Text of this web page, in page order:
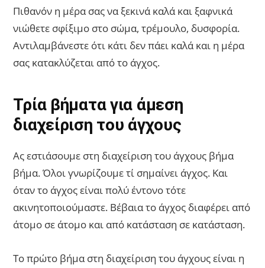
Πιθανόν η μέρα σας να ξεκινά καλά και ξαφνικά
νιώθετε σφίξιμο στο σώμα, τρέμουλο, δυσφορία.
Αντιλαμβάνεστε ότι κάτι δεν πάει καλά και η μέρα
σας κατακλύζεται από το άγχος.
Τρία βήματα για άμεση
διαχείριση του άγχους
Ας εστιάσουμε στη διαχείριση του άγχους βήμα
βήμα. Όλοι γνωρίζουμε τί σημαίνει άγχος. Και
όταν το άγχος είναι πολύ έντονο τότε
ακινητοποιούμαστε. Βέβαια το άγχος διαφέρει από
άτομο σε άτομο και από κατάσταση σε κατάσταση.
Το πρώτο βήμα στη διαχείριση του άγχους είναι η